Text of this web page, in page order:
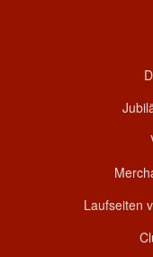
Laufseiten